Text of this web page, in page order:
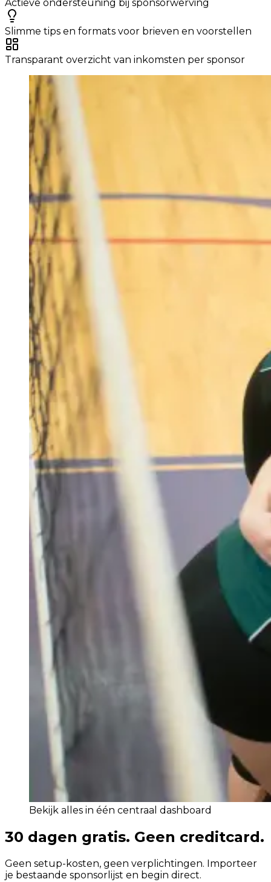
Actieve ondersteuning bij sponsorwerving
Slimme tips en formats voor brieven en voorstellen
Transparant overzicht van inkomsten per sponsor
Bekijk alles in één centraal dashboard
30 dagen gratis. Geen creditcard.
Geen setup-kosten, geen verplichtingen. Importeer
je bestaande sponsorlijst en begin direct.